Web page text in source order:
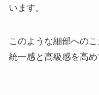
います。
このような細部への
統一感と高級感を高め